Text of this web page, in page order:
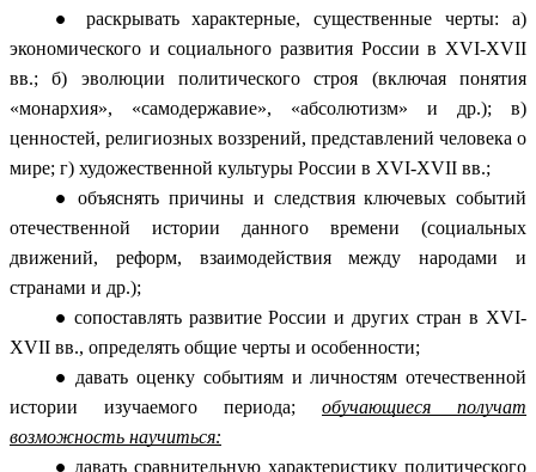
раскрывать характерные, существенные черты: а)
экономического и социального развития России в XVI-XVII
вв.; б) эволюции политического строя (включая понятия
«монархия», «самодержавие», «абсолютизм» и др.); в)
ценностей, религиозных воззрений, представлений человека о
мире; г) художественной культуры России в XVI-XVII вв.;
объяснять причины и следствия ключевых событий
отечественной истории данного времени (социальных
движений, реформ, взаимодействия между народами и
странами и др.);
сопоставлять развитие России и других стран в XVI-
XVII вв., определять общие черты и особенности;
давать оценку событиям и личностям отечественной
истории изучаемого периода; обучающиеся получат
возможность научиться:
давать сравнительную характеристику политического